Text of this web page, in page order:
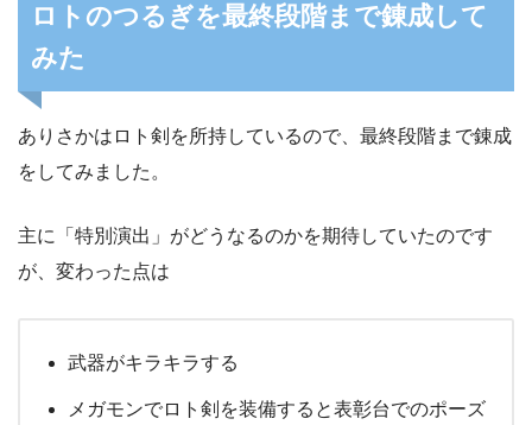
ロトのつるぎを最終段階まで錬成して
みた
ありさかはロト剣を所持しているので、最終段階まで錬成
をしてみました。
主に「特別演出」がどうなるのかを期待していたのです
が、変わった点は
武器がキラキラする
メガモンでロト剣を装備すると表彰台でのポーズ